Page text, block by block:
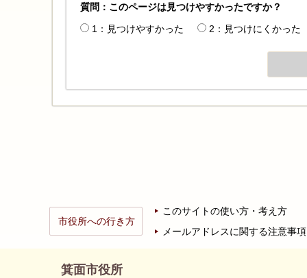
質問：このページは見つけやすかったですか？
1：見つけやすかった
2：見つけにくかった
市役所への行き方
このサイトの使い方・考え方
メールアドレスに関する注意事項
箕面市役所